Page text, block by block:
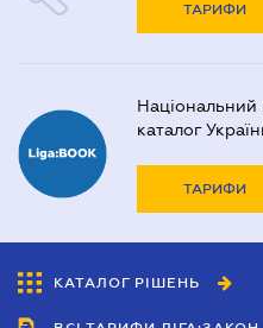
ТАРИФИ
каталог
ТАРИФИ
КАТАЛОГ РІШЕНЬ